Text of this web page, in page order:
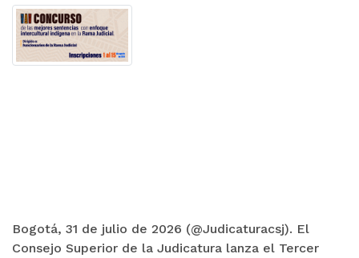
Bogotá, 31 de julio de 2026 (@Judicaturacsj). El
Consejo Superior de la Judicatura lanza el Tercer